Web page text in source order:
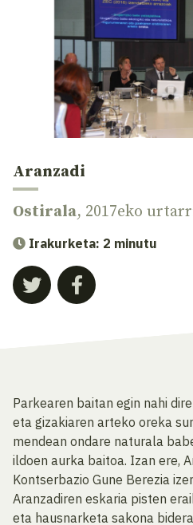
Aranzadi
Ostirala, 2017eko
Irakurketa: 2 minutu
Parkearen baitan egin nahi
eta gizakiaren arteko oreka
mendean ondare naturala
ildoen aurka baitoa. Izan ere,
Kontserbazio Gune Berezia
Aranzadiren eskaria pisten
eta hausnarketa sakona